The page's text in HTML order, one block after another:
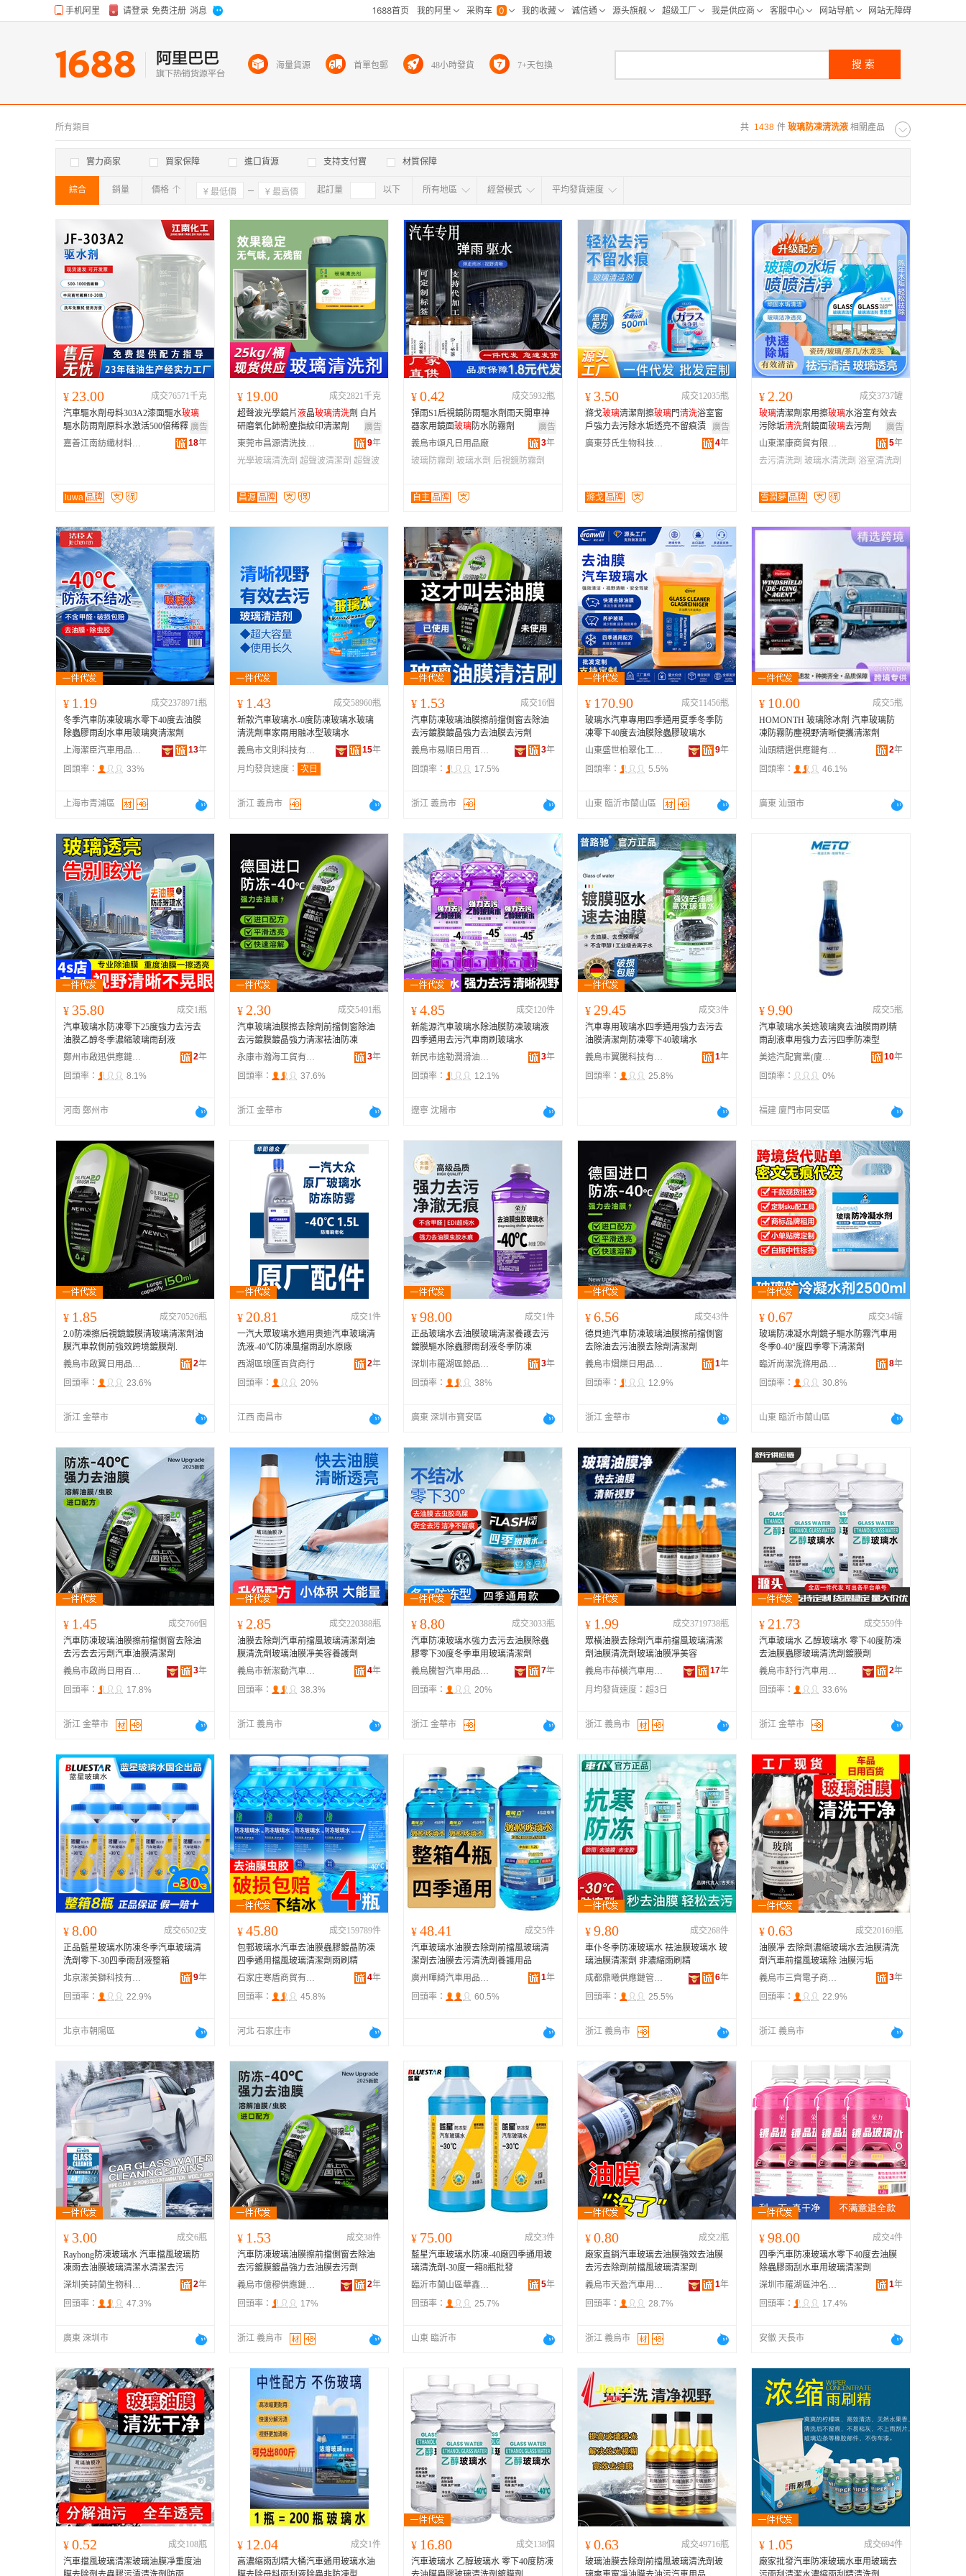
共 1438 件 玻璃防凍清洗液 相關產品
所有類目
實力商家 買家保障 進口貨源 支持支付寶 材質保障
綜合 銷量 價格 確定 起訂量 以下
確定 所有地區
所有地区 采购距离:
江浙沪 华东区 华南区 华中区 华北区
海外 北京 天津 重庆
广东 浙江 山东 河北
河南 福建 辽宁 安徽 广西
山西 海南 内蒙古 吉林 黑龙江
青海
贵州 西藏 澳门 台湾
經營模式 平均發貨速度
¥ 23.00
成交76571千克
汽車驅水劑母料303A2漆面驅水玻璃
驅水防雨劑原料水激活500倍稀釋 廣告
嘉善江南紡織材料股份有限公司
18年
luwa 品牌
¥ 19.00
成交2821千克
超聲波光學鏡片液晶玻璃清洗劑 白片
研磨氧化鈰粉塵指紋印清潔劑
廣告
東莞市昌源清洗技術服務有限公司
9年
光學玻璃清洗劑 超聲波清潔劑 超聲波
昌源 品牌
¥ 0.42
成交5932瓶
彈雨S1后視鏡防雨驅水劑雨天開車神
器家用鏡面玻璃防水防霧劑
廣告
義烏市頌凡日用品廠
3年
玻璃防霧劑 玻璃水劑 后視鏡防霧劑
自主 品牌
¥ 3.50
成交12035瓶
滌戈玻璃清潔劑擦玻璃門清洗浴室窗
戶強力去污除水垢透亮不留痕漬
廣告
廣東芬氏生物科技有限公司
4年
滌戈 品牌
¥ 2.20
成交3737罐
玻璃清潔劑家用擦玻璃水浴室有效去
污除垢清洗劑鏡面玻璃去污劑
廣告
山東潔康商貿有限公司
5年
去污清洗劑 玻璃水清洗劑 浴室清洗劑
雪潤夢 品牌
¥ 1.19
成交2378971瓶
冬季汽車防凍玻璃水零下40度去油膜
除蟲膠雨刮水車用玻璃爽清潔劑
上海潔臣汽車用品有限公司
13年
回頭率：
33%
上海市青浦區
¥ 1.43
成交58960瓶
新款汽車玻璃水-0度防凍玻璃水玻璃
清洗劑車家兩用融冰型玻璃水
義烏市文則科技有限公司
15年
月均發貨速度：
次日
浙江 義烏市
¥ 1.53
成交16個
汽車防凍玻璃油膜擦前擋側窗去除油
去污鍍膜鍍晶強力去油膜去污劑
義烏市易順日用百貨有限公司
3年
回頭率：
17.5%
浙江 義烏市
¥ 170.90
成交11456瓶
玻璃水汽車專用四季通用夏季冬季防
凍零下40度去油膜除蟲膠玻璃水
山東盛世柏翠化工科技有限公司
9年
回頭率：
5.5%
山東 臨沂市蘭山區
¥ 10.00
成交5瓶
HOMONTH 玻璃除冰劑 汽車玻璃防
凍防霧防塵視野清晰便攜清潔劑
汕頭精選供應鏈有限公司
2年
回頭率：
46.1%
廣東 汕頭市
¥ 35.80
成交1瓶
汽車玻璃水防凍零下25度強力去污去
油膜乙醇冬季濃縮玻璃雨刮液
鄭州市啟迅供應鏈管理有限公司
2年
回頭率：
8.1%
河南 鄭州市
¥ 2.30
成交5491瓶
汽車玻璃油膜擦去除劑前擋側窗除油
去污鍍膜鍍晶強力清潔袪油防凍
永康市瀚海工貿有限公司
3年
回頭率：
37.6%
浙江 金華市
¥ 4.85
成交120件
新能源汽車玻璃水除油膜防凍玻璃液
四季通用去污汽車雨刷玻璃水
新民市途勒潤滑油加工廠
3年
回頭率：
12.1%
遼寧 沈陽市
¥ 29.45
成交3件
汽車專用玻璃水四季通用強力去污去
油膜清潔劑防凍零下40玻璃水
義烏市翼騰科技有限公司
1年
回頭率：
25.8%
¥ 9.90
成交5瓶
汽車玻璃水美途玻璃爽去油膜雨刷精
雨刮液車用強力去污四季防凍型
美途汽配實業(廈門)有限公司
10年
回頭率：
0%
福建 廈門市同安區
¥ 1.85
成交70526瓶
2.0防凍擦后視鏡鍍膜清玻璃清潔劑油
膜汽車款側前強效跨境鍍膜劑.
義烏市啟翼日用品有限公司
2年
回頭率：
23.6%
浙江 金華市
¥ 20.81
成交1件
一汽大眾玻璃水適用奧迪汽車玻璃清
洗液-40℃防凍風擋雨刮水原廠
西湖區琅匯百貨商行
2年
回頭率：
20%
江西 南昌市
¥ 98.00
成交1件
正品玻璃水去油膜玻璃清潔養護去污
鍍膜驅水除蟲膠雨刮液冬季防凍
深圳市羅湖區鯨品供應鏈商行
3年
回頭率：
38%
廣東 深圳市寶安區
¥ 6.56
成交43件
德貝迪汽車防凍玻璃油膜擦前擋側窗
去除油去污油膜去除劑清潔劑
義烏市熠爍日用品有限公司
1年
回頭率：
12.9%
浙江 金華市
¥ 0.67
成交34罐
玻璃防凍凝水劑鏡子驅水防霧汽車用
冬季0-40°度四季零下清潔劑
臨沂尚潔洗滌用品有限公司
8年
回頭率：
30.8%
山東 臨沂市蘭山區
¥ 1.45
成交766個
汽車防凍玻璃油膜擦前擋側窗去除油
去污去去污劑汽車油膜清潔劑
義烏市啟尚日用百貨有限公司
3年
回頭率：
17.8%
浙江 金華市
¥ 2.85
成交220388瓶
油膜去除劑汽車前擋風玻璃清潔劑油
膜清洗劑玻璃油膜凈美容養護劑
義烏市新潔動汽車用品有限公司
4年
回頭率：
38.3%
浙江 義烏市
¥ 8.80
成交3033瓶
汽車防凍玻璃水強力去污去油膜除蟲
膠零下30度冬季車用玻璃清潔劑
義烏騰智汽車用品有限公司
7年
回頭率：
20%
浙江 金華市
¥ 1.99
成交3719738瓶
眾橫油膜去除劑汽車前擋風玻璃清潔
劑油膜清洗劑玻璃油膜凈美容
義烏市茽橫汽車用品有限公司
17年
月均發貨速度： 超3日
浙江 義烏市
¥ 21.73
成交559件
汽車玻璃水 乙醇玻璃水 零下40度防凍
去油膜蟲膠玻璃清洗劑鍍膜劑
義烏市舒行汽車用品有限公司
2年
回頭率：
33.6%
浙江 金華市
¥ 8.00
成交6502支
正品藍星玻璃水防凍冬季汽車玻璃清
洗劑零下-30四季雨刮液整箱
北京潔美獅科技有限公司
9年
回頭率：
22.9%
北京市朝陽區
¥ 45.80
成交159789件
包郵玻璃水汽車去油膜蟲膠鍍晶防凍
四季通用擋風玻璃清潔劑雨刷精
石家庄寒盾商貿有限公司
4年
回頭率：
45.8%
河北 石家庄市
¥ 48.41
成交5件
汽車玻璃水油膜去除劑前擋風玻璃清
潔劑去油膜去污清洗劑養護用品
廣州暉綺汽車用品有限公司
1年
回頭率：
60.5%
¥ 9.80
成交268件
車仆冬季防凍玻璃水 祛油膜玻璃水 玻
璃油膜清潔劑 非濃縮雨刷精
成都鼎曦供應鏈管理有限公司
6年
回頭率：
25.5%
浙江 義烏市
¥ 0.63
成交20169瓶
油膜凈 去除劑濃縮玻璃水去油膜清洗
劑汽車前擋風玻璃除 油膜污垢
義烏市三齊電子商務商行
3年
回頭率：
22.9%
浙江 義烏市
¥ 3.00
成交6瓶
Rayhong防凍玻璃水 汽車擋風玻璃防
凍雨去油膜玻璃清潔水清潔去污
深圳美詩蘭生物科技有限公司
2年
回頭率：
47.3%
廣東 深圳市
¥ 1.53
成交38件
汽車防凍玻璃油膜擦前擋側窗去除油
去污鍍膜鍍晶強力去油膜去污劑
義烏市億穆供應鏈有限公司
2年
回頭率：
17%
浙江 義烏市
¥ 75.00
成交3件
藍星汽車玻璃水防凍-40廠四季通用玻
璃清洗劑-30度一箱8瓶批發
臨沂市蘭山區華鑫汽車用品廠
5年
回頭率：
25.7%
山東 臨沂市
¥ 0.80
成交2瓶
廠家直銷汽車玻璃去油膜強效去油膜
去污去除劑前擋風玻璃清潔劑
義烏市天盈汽車用品有限公司
1年
回頭率：
28.7%
浙江 義烏市
¥ 98.00
成交4件
四季汽車防凍玻璃水零下40度去油膜
除蟲膠雨刮水車用玻璃清潔劑
深圳市羅湖區沖名供應鏈商行
1年
回頭率：
17.4%
安徽 天長市
¥ 0.52
成交108瓶
汽車擋風玻璃清潔玻璃油膜凈重度油
¥ 12.04
成交1件
高濃縮雨刮精大桶汽車通用玻璃水油
¥ 16.80
成交138個
汽車玻璃水 乙醇玻璃水 零下40度防凍
¥ 0.63
成交49716瓶
玻璃油膜去除劑前擋風玻璃清洗劑玻
¥ 1.05
成交694件
廠家批發汽車防凍玻璃水車用玻璃去
海量貨源 首單包郵 48小時發貨 7+天包換 搜索